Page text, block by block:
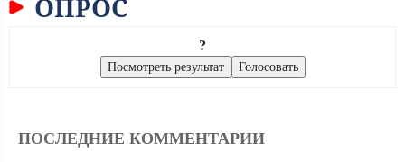
ОПРОС
?
ПОСЛЕДНИЕ КОММЕНТАРИИ